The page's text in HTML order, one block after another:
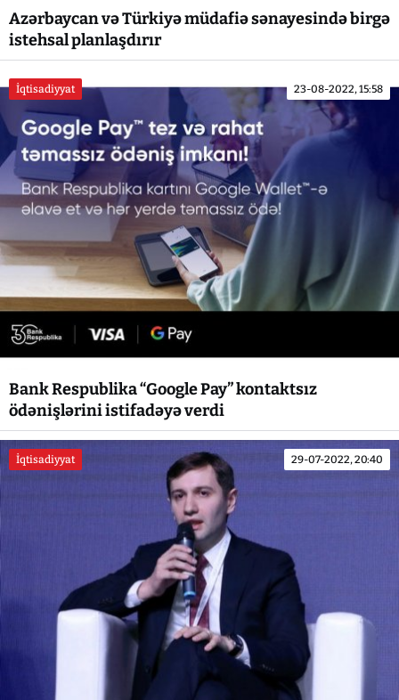
Azərbaycan və Türkiyə müdafiə sənayesində birgə
istehsal planlaşdırır
İqtisadiyyat 23-08-2022, 15:58
Bank Respublika “Google Pay” kontaktsız
ödənişlərini istifadəyə verdi
İqtisadiyyat 29-07-2022, 20:40